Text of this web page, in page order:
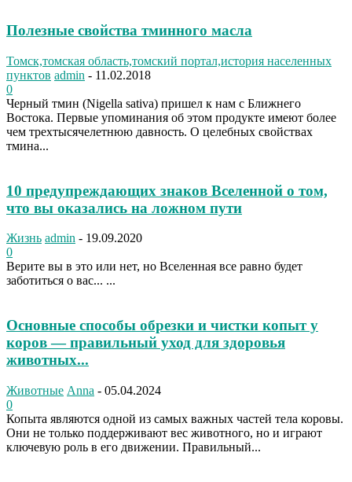
Полезные свойства тминного масла
Томск,томская область,томский портал,история населенных
пунктов admin - 11.02.2018
0
Черный тмин (Nigella sativa) пришел к нам с Ближнего
Востока. Первые упоминания об этом продукте имеют более
чем трехтысячелетнюю давность. О целебных свойствах
тмина...
10 предупреждающих знаков Вселенной о том,
что вы оказались на ложном пути
Жизнь admin - 19.09.2020
0
Верите вы в это или нет, но Вселенная все равно будет
заботиться о вас... ...
Основные способы обрезки и чистки копыт у
коров — правильный уход для здоровья
животных...
Животные Anna - 05.04.2024
0
Копыта являются одной из самых важных частей тела коровы.
Они не только поддерживают вес животного, но и играют
ключевую роль в его движении. Правильный...